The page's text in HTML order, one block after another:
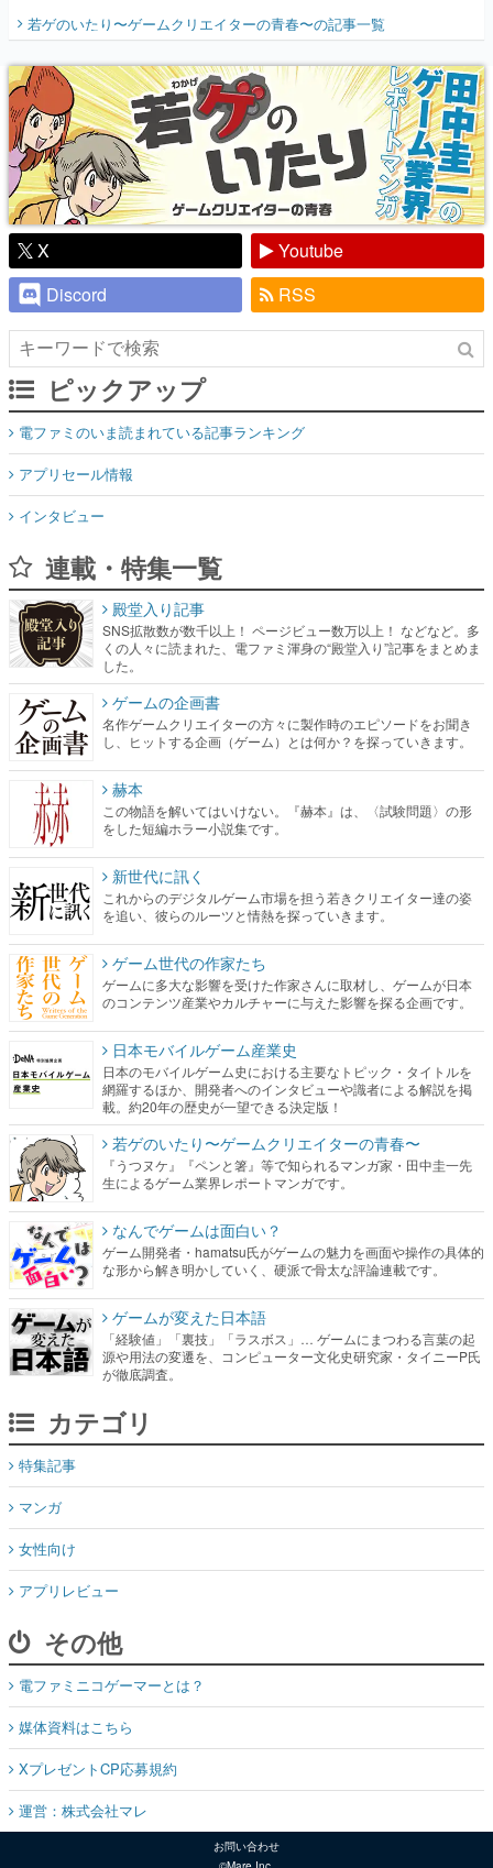
開く。業界の快男児・松山 洋に流れる血は
『少年ジャンプ』色だった【若ゲのいた
り】
若ゲのいたり〜ゲームクリエイターの青春〜の記事一覧
X
Youtube
Discord
RSS
ピックアップ
電ファミのいま読まれている記事ランキング
アプリセール情報
インタビュー
連載・特集一覧
殿堂入り記事
SNS拡散数が数千以上！ ページビュー数万以上！ などなど。多
くの人々に読まれた、電ファミ渾身の“殿堂入り”記事をまとめま
した。
ゲームの企画書
名作ゲームクリエイターの方々に製作時のエピソードをお聞き
し、ヒットする企画（ゲーム）とは何か？を探っていきます。
赫本
この物語を解いてはいけない。『赫本』は、〈試験問題〉の形
をした短編ホラー小説集です。
新世代に訊く
これからのデジタルゲーム市場を担う若きクリエイター達の姿
を追い、彼らのルーツと情熱を探っていきます。
ゲーム世代の作家たち
ゲームに多大な影響を受けた作家さんに取材し、ゲームが日本
のコンテンツ産業やカルチャーに与えた影響を探る企画です。
日本モバイルゲーム産業史
日本のモバイルゲーム史における主要なトピック・タイトルを
網羅するほか、開発者へのインタビューや識者による解説を掲
載。約20年の歴史が一望できる決定版！
若ゲのいたり〜ゲームクリエイターの青春〜
『うつヌケ』『ペンと箸』等で知られるマンガ家・田中圭一先
生によるゲーム業界レポートマンガです。
なんでゲームは面白い？
ゲーム開発者・hamatsu氏がゲームの魅力を画面や操作の具体的
な形から解き明かしていく、硬派で骨太な評論連載です。
ゲームが変えた日本語
「経験値」「裏技」「ラスボス」… ゲームにまつわる言葉の起
源や用法の変遷を、コンピューター文化史研究家・タイニーP氏
が徹底調査。
カテゴリ
特集記事
マンガ
女性向け
アプリレビュー
その他
電ファミニコゲーマーとは？
媒体資料はこちら
XプレゼントCP応募規約
運営：株式会社マレ
お問い合わせ